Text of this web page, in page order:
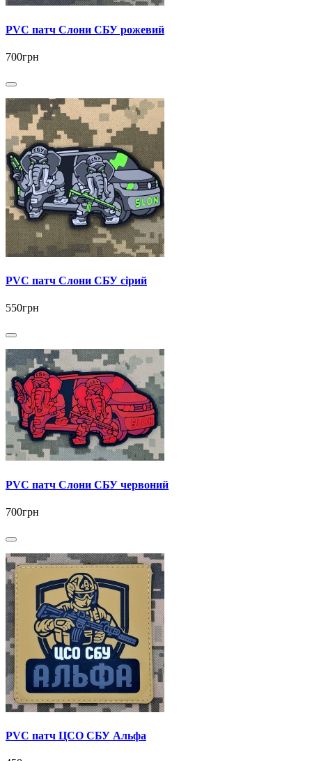
PVC патч Слони СБУ рожевий
700грн
PVC патч Слони СБУ сірий
550грн
PVC патч Слони СБУ червоний
700грн
PVC патч ЦСО СБУ Альфа